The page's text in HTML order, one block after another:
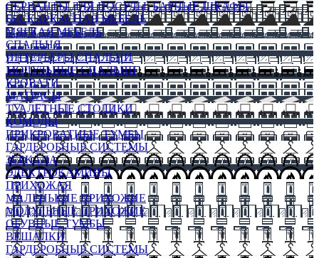
СЕРВАНТЫ ДЛЯ ПОСУДЫ, БАРНЫЕ ШКАФЫ
БЕСКАРКАСНАЯ МЕБЕЛЬ
МЯГКАЯ МЕБЕЛЬ
СПАЛЬНЯ
ИНТЕРЬЕРЫ СПАЛЬНИ
МОДУЛЬНЫЕ СПАЛЬНИ
КРОВАТИ
МАТРАСЫ
ТУАЛЕТНЫЕ СТОЛИКИ
КОМОДЫ
ПРИКРОВАТНЫЕ ТУМБЫ
ГАРДЕРОБНЫЕ СИСТЕМЫ
ЗЕРКАЛА
ЭЛЕКТРОКАМИНЫ
ПРИХОЖАЯ
МАЛЕНЬКИЕ ПРИХОЖИЕ
МОДУЛЬНЫЕ ПРИХОЖИЕ
ОБУВНЫЕ ТУМБЫ
ВЕШАЛКИ
ГАРДЕРОБНЫЕ СИСТЕМЫ